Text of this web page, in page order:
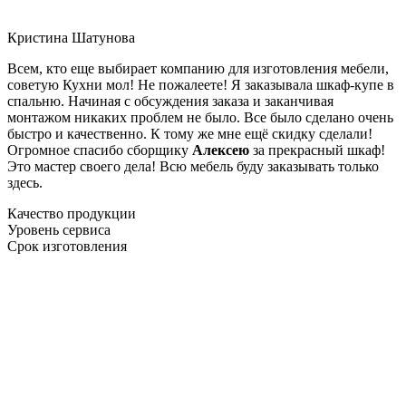
Кристина Шатунова
Всем, кто еще выбирает компанию для изготовления мебели,
советую Кухни мол! Не пожалеете! Я заказывала шкаф-купе в
спальню. Начиная с обсуждения заказа и заканчивая
монтажом никаких проблем не было. Все было сделано очень
быстро и качественно. К тому же мне ещё скидку сделали!
Огромное спасибо сборщику Алексею за прекрасный шкаф!
Это мастер своего дела! Всю мебель буду заказывать только
здесь.
Качество продукции
Уровень сервиса
Срок изготовления